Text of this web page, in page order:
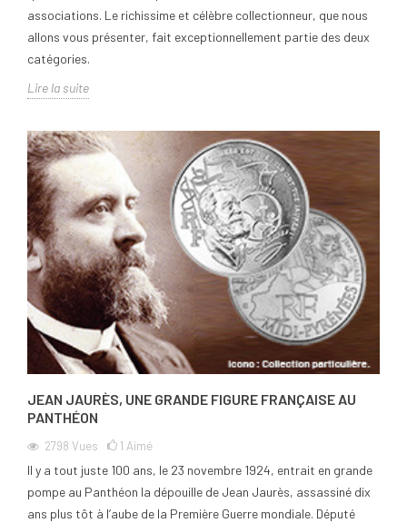
associations. Le richissime et célèbre collectionneur, que nous
allons vous présenter, fait exceptionnellement partie des deux
catégories.
Lire la suite
JEAN JAURÈS, UNE GRANDE FIGURE FRANÇAISE AU
PANTHÉON
2798 Vues 1 Aimé
Il y a tout juste 100 ans, le 23 novembre 1924, entrait en grande
pompe au Panthéon la dépouille de Jean Jaurès, assassiné dix
ans plus tôt à l’aube de la Première Guerre mondiale. Député